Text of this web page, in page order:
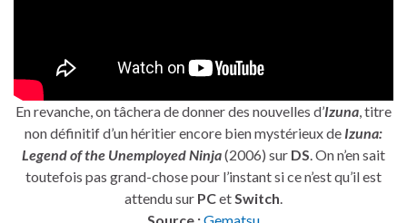
En revanche, on tâchera de donner des nouvelles d’Izuna, titre
non définitif d’un héritier encore bien mystérieux de Izuna:
Legend of the Unemployed Ninja(2006) sur DS. On n’en sait
toutefois pas grand-chose pour l’instant si ce n’est qu’il est
attendu sur PCetSwitch.